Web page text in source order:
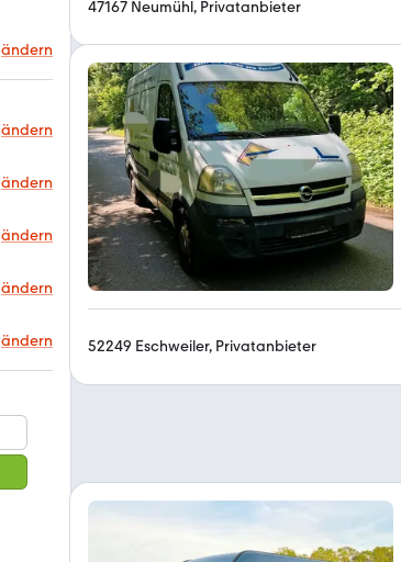
ändern
ändern
ändern
ändern
ändern
ändern
47167 Neumühl, Privatanbieter
52249 Eschweiler, Privatanbieter